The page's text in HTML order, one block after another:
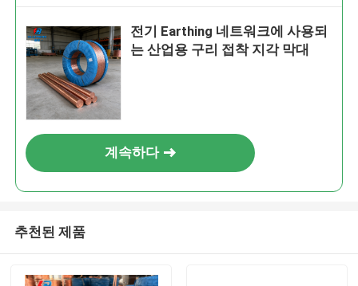
전기 Earthing 네트워크에 사용되
는 산업용 구리 접착 지각 막대
계속하다
추천된 제품